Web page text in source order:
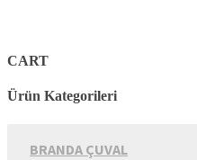
CART
Ürün Kategorileri
BRANDA ÇUVAL